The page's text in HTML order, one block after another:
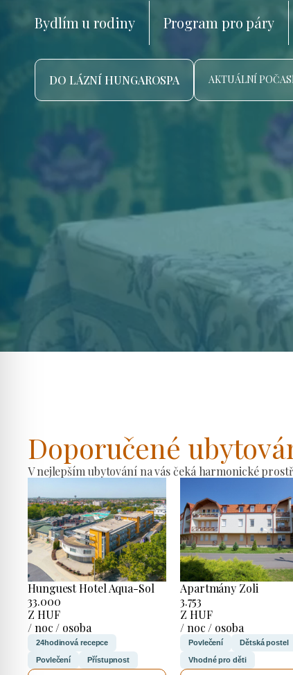
Bydlím u rodiny Program pro páry
DO LÁZNÍ HUNGAROSPA AKTUÁLNÍ
Doporučené
V nejlepším ubytování na vás čeká harmonické
Hunguest Hotel Aqua-Sol
33.000
Z HUF
/ noc / osoba
24hodinová recepce
Povlečení Přístupnost
Apartmány Zoli
3.753
Z HUF
/ noc / osoba
Povlečení Dětská postel
Vhodné pro děti